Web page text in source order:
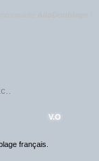
V.O
français.